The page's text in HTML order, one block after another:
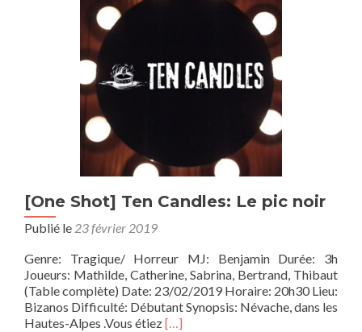
V7
:
Blanches
[One Shot] Ten Candles: Le pic noir
Publié le 23 février 2019
Genre: Tragique/ Horreur MJ: Benjamin Durée: 3h
Joueurs: Mathilde, Catherine, Sabrina, Bertrand, Thibaut
(Table complète) Date: 23/02/2019 Horaire: 20h30 Lieu:
Bizanos Difficulté: Débutant Synopsis: Névache, dans les
Hautes-Alpes .Vous étiezEn
[…]